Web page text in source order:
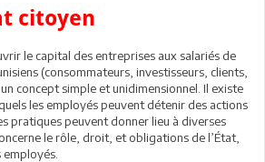
citoyen
le capital des entreprises aux salariés de
(consommateurs, investisseurs, clients,
un concept simple et unidimensionnel. Il existe
les employés peuvent détenir des actions
pratiques peuvent donner lieu à diverses
le rôle, droit, et obligations de l’État,